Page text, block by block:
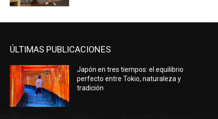
ÚLTIMAS PUBLICACIONES
Japón en tres tiempos: el equilibrio
perfecto entre Tokio, naturaleza y
tradición